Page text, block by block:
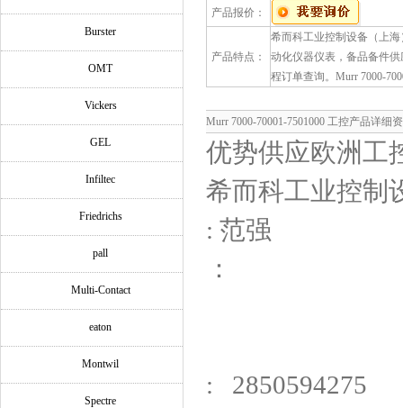
Burster
OMT
Vickers
GEL
Infiltec
Friedrichs
pall
Multi-Contact
eaton
Montwil
Spectre
产品报价：
产品特点：
希而科工业控制设备（上
动化仪器仪表，备品备件
程订单查询。Murr 7000-
Murr 7000-70001-7501000 工控产品详细
优势供应欧洲
希而科工业控
: 范强
：
: 2850594275